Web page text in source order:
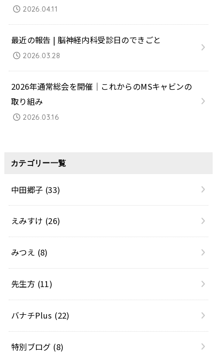
2026.04.11
最近の報告 | 脳神経内科受診日のできごと
2026.03.28
2026年通常総会を開催｜これからのMSキャビンの
取り組み
2026.03.16
カテゴリー一覧
中田郷子 (33)
えみすけ (26)
みつえ (8)
先生方 (11)
バナチPlus (22)
特別ブログ (8)